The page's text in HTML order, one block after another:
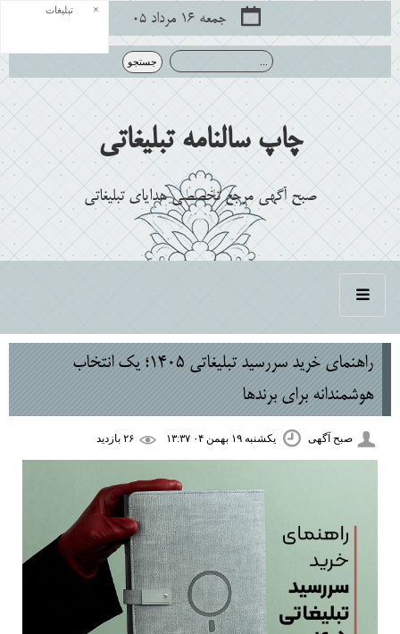
جمعه ۱۶ مرداد ۰۵
چاپ سالنامه تبلیغاتی
صبح آگهی مرجع تخصصی هدایای تبلیغاتی
راهنمای خرید سررسید تبلیغاتی ۱۴۰۵؛ یک انتخاب
هوشمندانه برای برندها
صبح آگهی یکشنبه ۱۹ بهمن ۰۴ ۱۳:۳۷
تبلیغات ×